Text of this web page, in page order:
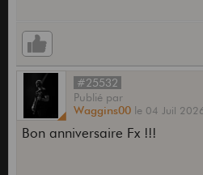
#25532
Publié par
Waggins00 le 04 Juil
Bon anniversaire Fx !!!